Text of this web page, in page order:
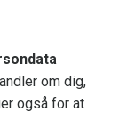
om dig,
også for at